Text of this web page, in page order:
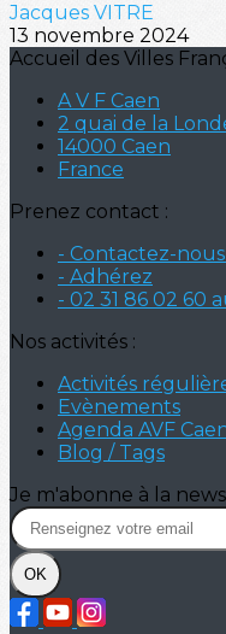
Jacques VITRE
13 novembre 2024
Accueil des Villes
A V F Caen
2 quai de la
14000 Caen
France
Prenez contact :
- Contactez-nous
- Adhérez
- 02 31 86 02 60
Nos activités :
Activités
Evènements
Agenda AVF
Blog / Tags
Je m'abonne à la
OK